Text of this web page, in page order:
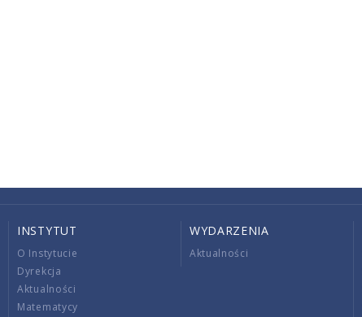
INSTYTUT
O Instytucie
Dyrekcja
Aktualności
Matematycy
WYDARZENIA
Aktualności